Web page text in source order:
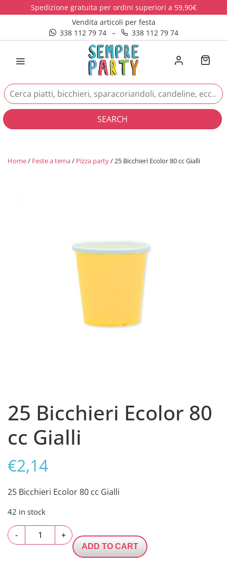
Spedizione gratuita per ordini superiori a 59,90€
Vendita articoli per festa
338 112 79 74
– 338 112 79 74
SEARCH
Home/ Feste a tema/ Pizza party/ 25 Bicchieri Ecolor 80 cc Gialli
25 Bicchieri Ecolor 80
cc Gialli
€2,14
25 Bicchieri Ecolor 80 cc Gialli
42 in stock
-
Bicchieri
+
ADD TO CART